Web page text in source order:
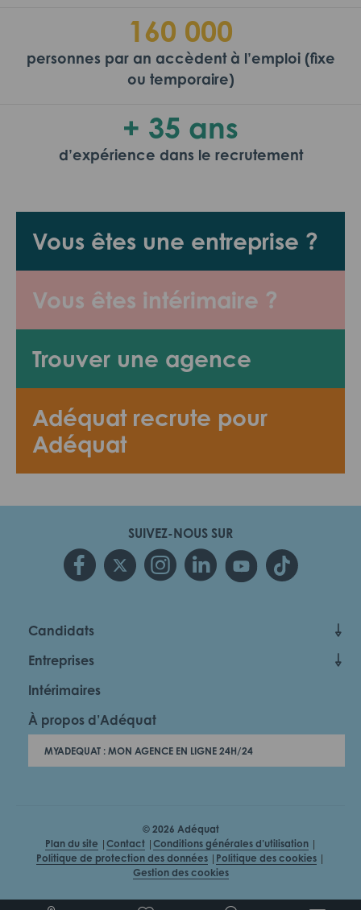
Vous êtes une entreprise ?
Vous êtes intérimaire ?
Trouver une agence
Adéquat recrute pour
Adéquat
160 000
personnes par an accèdent à l’emploi (fixe
ou temporaire)
+ 35 ans
d’expérience dans le recrutement
SUIVEZ-NOUS SUR
Candidats
Entreprises
Intérimaires
À propos d’Adéquat
MYADEQUAT : MON AGENCE EN LIGNE 24H/24
© 2026 Adéquat
Plan du site
Contact
Conditions générales d’utilisation
Politique de protection des données
Politique des cookies
Gestion des cookies